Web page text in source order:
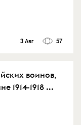
3 Авг 57
воинов,
1914-1918 ...